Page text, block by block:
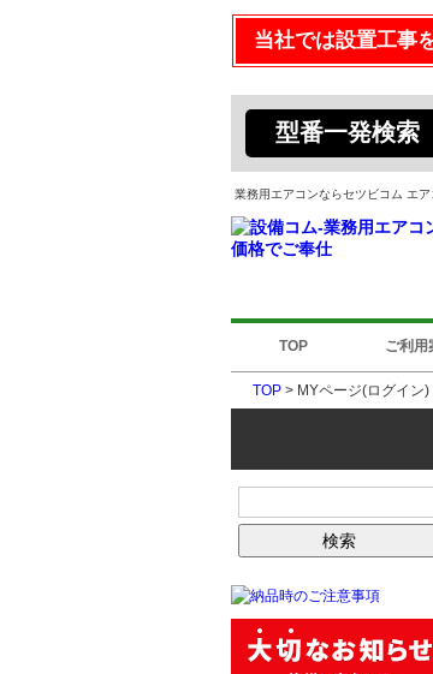
当社では設置工事
型番一発検索
業務用エアコンならセツビコム エ
TOP ご利用
TOP > MYページ(ログイン)